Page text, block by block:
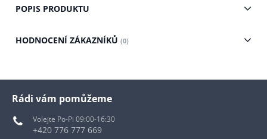
POPIS PRODUKTU
HODNOCENÍ ZÁKAZNÍKŮ (0)
Rádi vám pomůžeme
Volejte Po-Pi 09:00-16:30
+420 776 777 669